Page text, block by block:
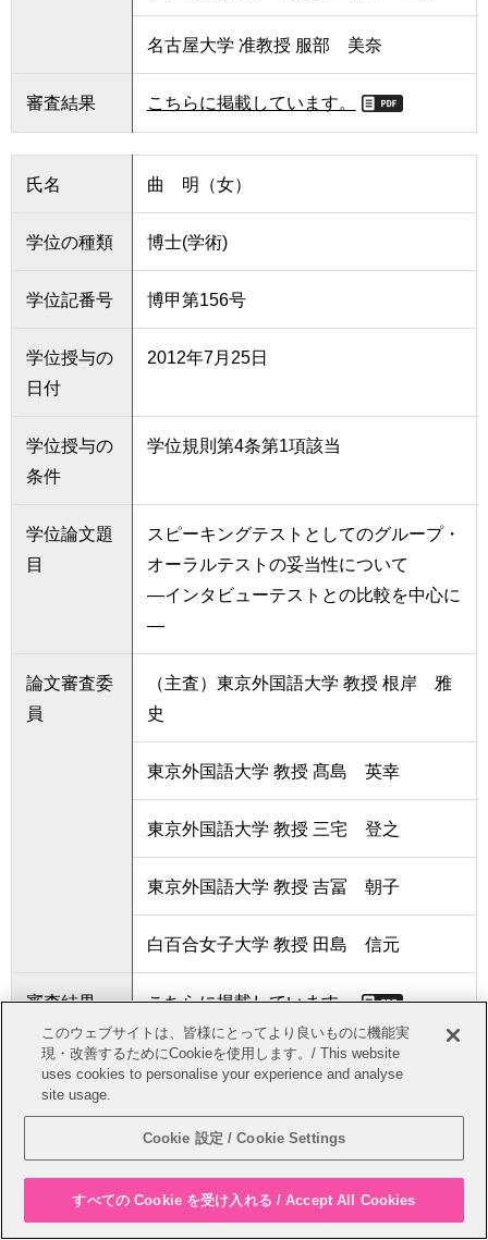
名古屋大学 准教授 服部 美奈
審査結果 こちらに掲載しています。
氏名 曲 明（女）
学位の種類 博士(学術)
学位記番号 博甲第156号
学位授与の
日付
2012年7月25日
学位授与の
条件
学位規則第4条第1項該当
学位論文題
目
スピーキングテストとしてのグループ・
オーラルテストの妥当性について
―インタビューテストとの比較を中心に
―
論文審査委
員
（主査）東京外国語大学 教授 根岸 雅
史
東京外国語大学 教授 髙島 英幸
東京外国語大学 教授 三宅 登之
東京外国語大学 教授 吉冨 朝子
白百合女子大学 教授 田島 信元
審査結果 こちらに掲載しています。
氏名 孟 達 来（男）
博士(学術)
学位記番号 博甲第155号
このウェブサイトは、皆様にとってより良いものに機能実
現・改善するためにCookieを使用します。/ This website
uses cookies to personalise your experience and analyse
site usage.
Cookie 設定 / Cookie Settings
すべての Cookie を受け入れる / Accept All Cookies